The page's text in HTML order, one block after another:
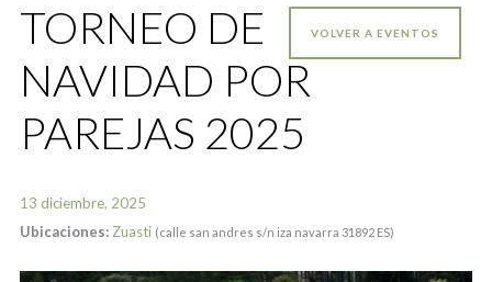
VOLVER A EVENTOS
TORNEO DE
NAVIDAD POR
PAREJAS 2025
13 diciembre, 2025
Ubicaciones: Zuasti (calle san andres s/n iza navarra 31892 ES)